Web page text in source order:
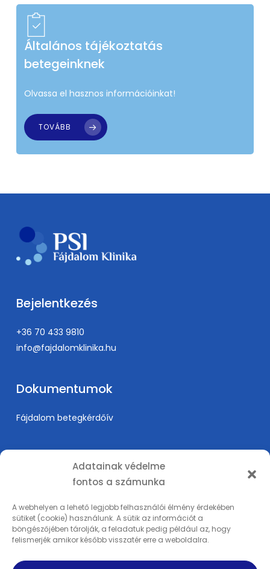
Adatainak védelme
fontos a számunka
A webhelyen a lehető legjobb felhasználói élmény érdekében
sütiket (cookie) használunk. A sütik az információt a
böngészőjében tárolják, a feladatuk pedig például az, hogy
felismerjék amikor később visszatér erre a weboldalra.
Általános tájékoztatás
betegeinknek
Olvassa el hasznos információinkat!
TOVÁBB
Bejelentkezés
+36 70 433 9810
info@fajdalomklinika.hu
Dokumentumok
Fájdalom betegkérdőív
Információk
Karrier
Orvosképzés
Adatkezelési tájékoztató